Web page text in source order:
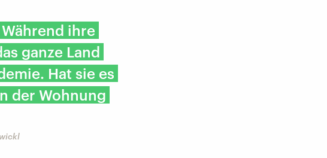
ihre
ganze Land
Hat sie es
der Wohnung